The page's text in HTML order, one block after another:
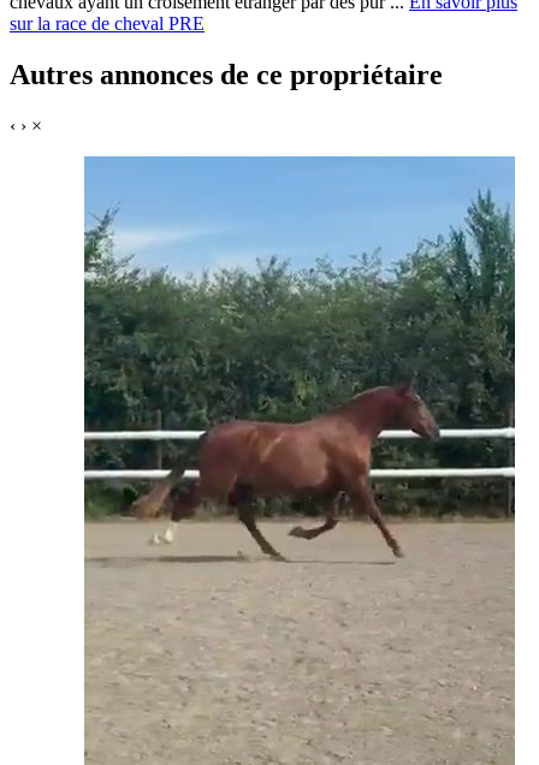
sur la race de cheval PRE
Autres annonces de ce propriétaire
‹ › ×